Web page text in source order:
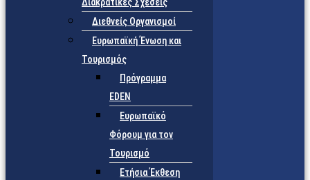
Διεθνείς Οργανισμοί
Ευρωπαϊκή Ένωση και
Τουρισμός
Πρόγραμμα
EDEN
Ευρωπαϊκό
Φόρουμ για τον
Τουρισμό
Ετήσια Έκθεση